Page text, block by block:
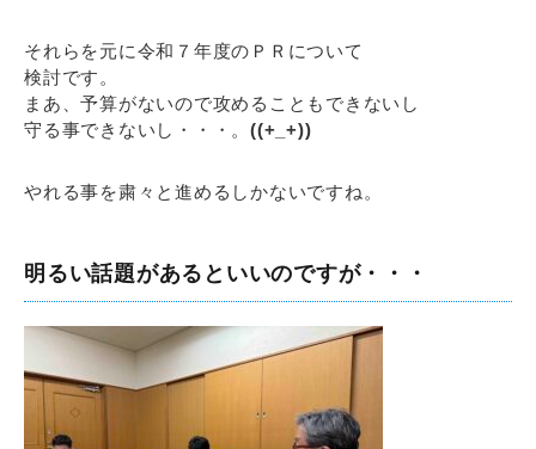
それらを元に令和７年度のＰＲについて
検討です。
まあ、予算がないので攻めることもできないし
守る事できないし・・・。 ((+_+))
やれる事を粛々と進めるしかないですね。
明るい話題があるといいのですが・・・